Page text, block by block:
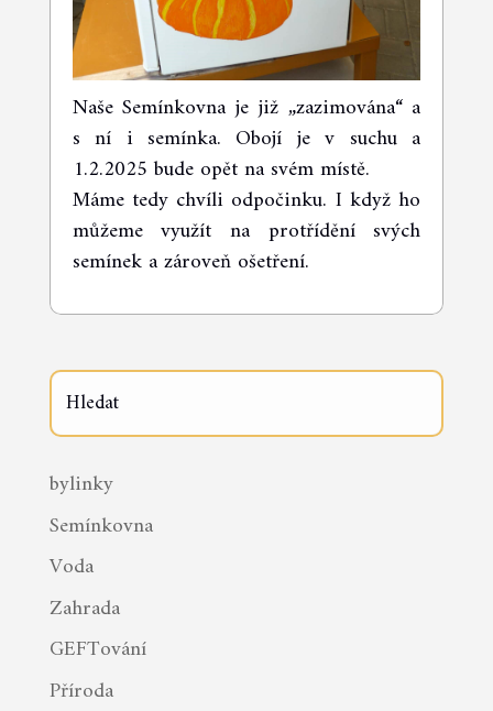
Naše Semínkovna je již „zazimována“ a
s ní i semínka. Obojí je v suchu a
1.2.2025 bude opět na svém místě.
Máme tedy chvíli odpočinku. I když ho
můžeme využít na protřídění svých
semínek a zároveň ošetření.
bylinky
Semínkovna
Voda
Zahrada
GEFTování
Příroda